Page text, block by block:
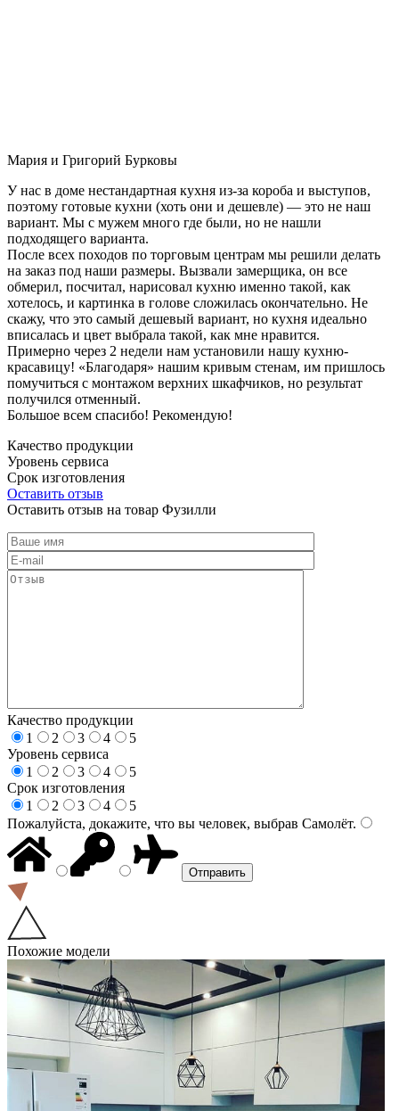
Мария и Григорий Бурковы
У нас в доме нестандартная кухня из-за короба и выступов,
поэтому готовые кухни (хоть они и дешевле) — это не наш
вариант. Мы с мужем много где были, но не нашли
подходящего варианта.
После всех походов по торговым центрам мы решили делать
на заказ под наши размеры. Вызвали замерщика, он все
обмерил, посчитал, нарисовал кухню именно такой, как
хотелось, и картинка в голове сложилась окончательно. Не
скажу, что это самый дешевый вариант, но кухня идеально
вписалась и цвет выбрала такой, как мне нравится.
Примерно через 2 недели нам установили нашу кухню-
красавицу! «Благодаря» нашим кривым стенам, им пришлось
помучиться с монтажом верхних шкафчиков, но результат
получился отменный.
Большое всем спасибо! Рекомендую!
Качество продукции
Уровень сервиса
Срок изготовления
Оставить отзыв
Оставить отзыв на товар Фузилли
Качество продукции
1
2 3 4
5
Уровень сервиса
1
2 3 4
5
Срок изготовления
1
2 3 4
5
Пожалуйста, докажите, что вы человек, выбрав Самолёт.
Похожие модели